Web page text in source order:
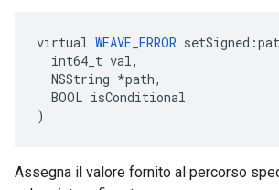
virtual WEAVE_ERROR
  int64_t val,
  NSString *path,
  BOOL isConditional
)
Assegna il valore fornito al percorso